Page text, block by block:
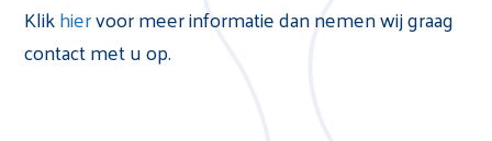
Klikhiervoor meer informatie dan nemen wij graag
contact met u op.